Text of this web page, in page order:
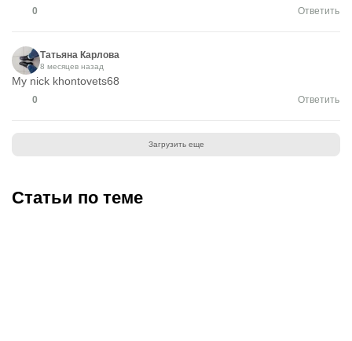
0 Ответить
Татьяна Карлова
8 месяцев назад
My nick khontovets68
0 Ответить
Загрузить еще
Статьи по теме